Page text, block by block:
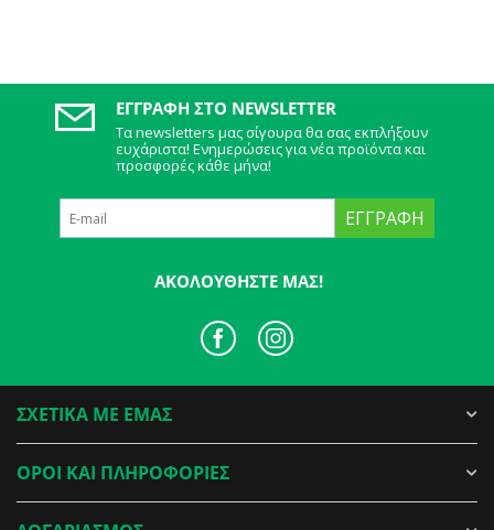
ΕΓΓΡΑΦΉ ΣΤΟ NEWSLETTER
Τα newsletters μας σίγουρα θα σας εκπλήξουν
ευχάριστα! Ενημερώσεις για νέα προϊόντα και
προσφορές κάθε μήνα!
ΕΓΓΡΑΦΉ
ΑΚΟΛΟΥΘΉΣΤΕ ΜΑΣ!
ΣΧΕΤΙΚΑ ΜΕ ΕΜΑΣ
ΟΡΟΙ ΚΑΙ ΠΛΗΡΟΦΟΡΙΕΣ